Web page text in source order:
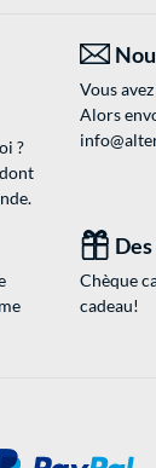
?
Vous
Alors
Chèque
cadeau!